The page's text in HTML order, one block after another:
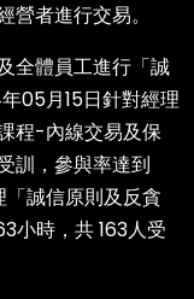
者進行交易。
全體員工進行「誠
05月15日針對經理
程-內線交易及保
訓，參與率達到
「誠信原則及反貪
小時，共 163人受